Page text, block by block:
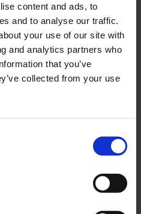
content and ads, to
and to analyse our traffic.
your use of our site with
and analytics partners who
that you’ve
collected from your use
e “Helmut
” (2023-2024). Oltre
accedere
, una libreria
moda e design,
di un nuovo
per l’evento.